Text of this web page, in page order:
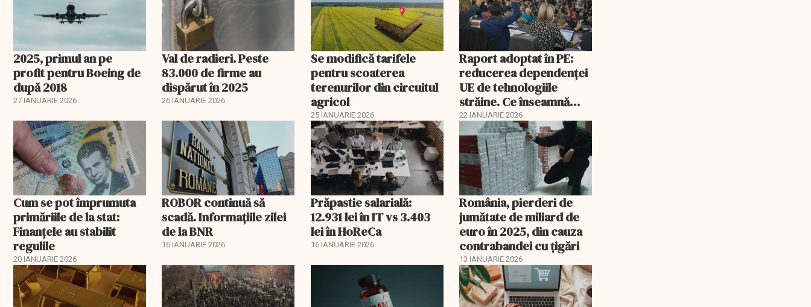
2025, primul an pe
profit pentru Boeing de
după 2018
27 IANUARIE 2026
Val de radieri. Peste
83.000 de firme au
dispărut în 2025
26 IANUARIE 2026
Se modifică tarifele
pentru scoaterea
terenurilor din circuitul
agricol
25 IANUARIE 2026
Raport adoptat în PE:
reducerea dependenței
UE de tehnologiile
străine. Ce înseamnă
acest lucru
22 IANUARIE 2026
Cum se pot împrumuta
primăriile de la stat:
Finanțele au stabilit
regulile
20 IANUARIE 2026
ROBOR continuă să
scadă. Informaţiile zilei
de la BNR
16 IANUARIE 2026
Prăpastie salarială:
12.931 lei în IT vs 3.403
lei în HoReCa
16 IANUARIE 2026
România, pierderi de
jumătate de miliard de
euro în 2025, din cauza
contrabandei cu ţigări
13 IANUARIE 2026